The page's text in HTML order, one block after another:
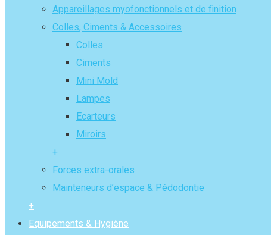
Appareillages myofonctionnels et de finition
Colles, Ciments & Accessoires
Colles
Ciments
Mini Mold
Lampes
Ecarteurs
Miroirs
+
Forces extra-orales
Mainteneurs d’espace & Pédodontie
+
Equipements & Hygiène